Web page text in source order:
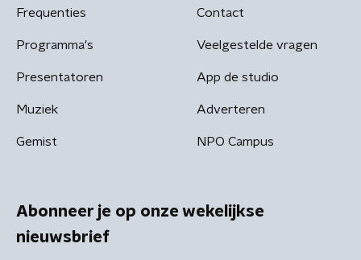
Frequenties
Programma's
Presentatoren
Muziek
Gemist
Contact
Veelgestelde vragen
App de studio
Adverteren
NPO Campus
Abonneer je op onze wekelijkse
nieuwsbrief